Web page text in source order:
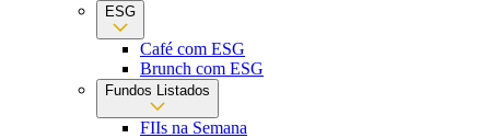
ESG
Café com ESG
Brunch com ESG
Fundos Listados
FIIs na Semana